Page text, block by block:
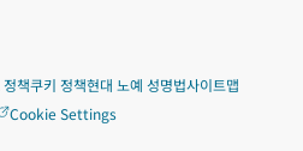
책쿠키 정책현대 노예 성명법사이트맵
Cookie Settings